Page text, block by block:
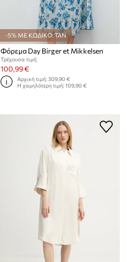
-5% ΜΕ ΚΩΔΙΚΟ: TAN
Φόρεμα Day Birger et Mikkelsen
Τρέχουσα τιμή:
100,99 €
Αρχική τιμή:309,90 €
Η χαμηλότερη τιμή:109,90 €